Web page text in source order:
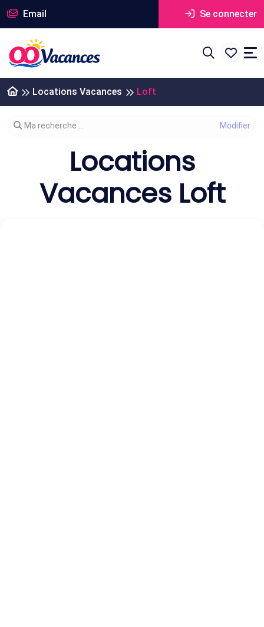
Email Se connecter
Locations Vacances Loft
Modifier votre recherche
Ma recherche ...
Locations
Vacances Loft